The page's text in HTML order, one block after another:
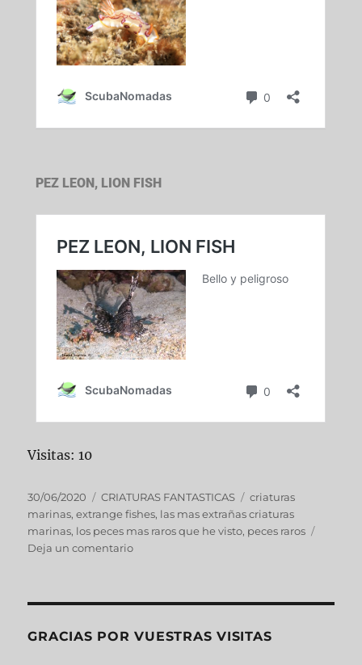
PEZ LEON, LION FISH
Visitas: 10
30/06/2020 CRIATURAS FANTASTICAS
criaturas
marinas,extrange fishes, las mas extrañas criaturas
marinas, los peces mas raros que he visto, peces raros
Deja un comentario
GRACIAS POR VUESTRAS VISITAS